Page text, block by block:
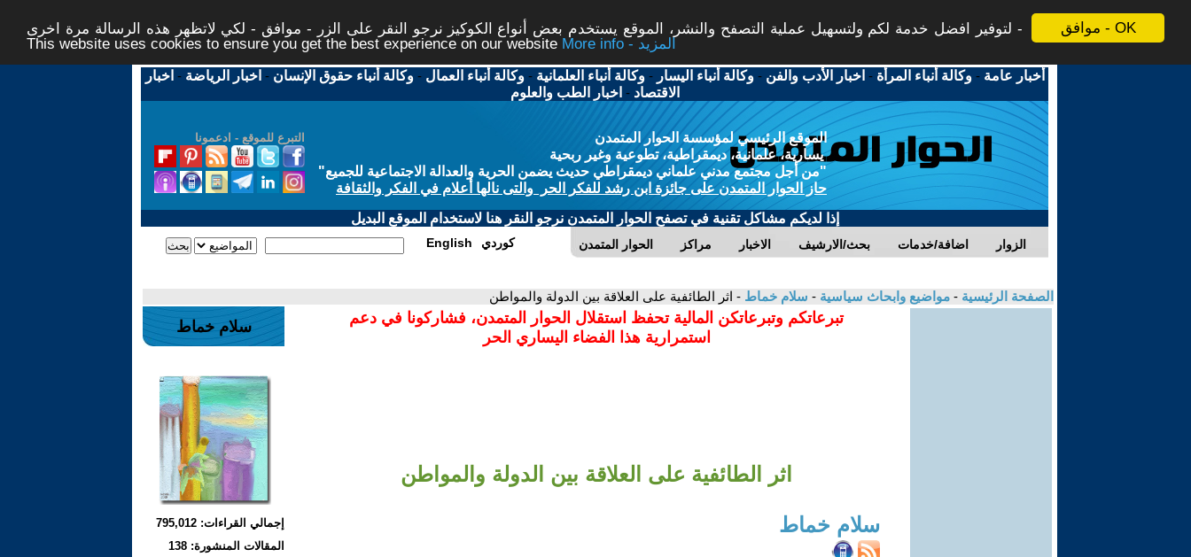
موافق - OK
لتوفير افضل خدمة لكم ولتسهيل عملية التصفح والنشر، الموقع يستخدم بعض أنواع الكوكيز نرجو النقر على الزر - موافق - لكي لاتظهر هذه الرسالة مرة اخرى -
This website uses cookies to ensure you get the best experience on our website
More info - المزيد
أخبار عامة -وكالة أنباء المرأة - اخبار الأدب والفن -وكالة أنباء اليسار -وكالة أنباء العلمانية -وكالة أنباء العمال -وكالة أنباء حقوق الإنسان - اخبار الرياضة - اخبار
الاقتصاد - اخبار الطب والعلوم
التبرع للموقع - ادعمونا
الموقع الرئيسي لمؤسسة الحوار المتمدن
يسارية، علمانية، ديمقراطية، تطوعية وغير ربحية
"من أجل مجتمع مدني علماني ديمقراطي حديث يضمن الحرية والعدالة الاجتماعية للجميع"
حاز الحوار المتمدن على جائزة ابن رشد للفكر الحر والتى نالها أعلام في الفكر والثقافة
إذا لديكم مشاكل تقنية في تصفح الحوار المتمدن نرجو النقر هنا لاستخدام الموقع البديل
الحوار المتمدن مراكز الاخبار بحث/الارشيف اضافة/خدمات الزوار English كوردي
الصفحة الرئيسية - مواضيع وابحاث سياسية - سلام خماط - اثر الطائفية على العلاقة بين الدولة والمواطن
تبرعاتكم وتبرعاتكن المالية تحفظ استقلال الحوار المتمدن، فشاركونا في دعم
استمرارية هذا الفضاء اليساري الحر
اثر الطائفية على العلاقة بين الدولة والمواطن
سلام خماط
سلام خماط
إجمالي القراءات: 795,012
المقالات المنشورة: 138